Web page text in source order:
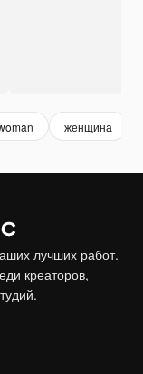
женщина
лучших работ.
креаторов,